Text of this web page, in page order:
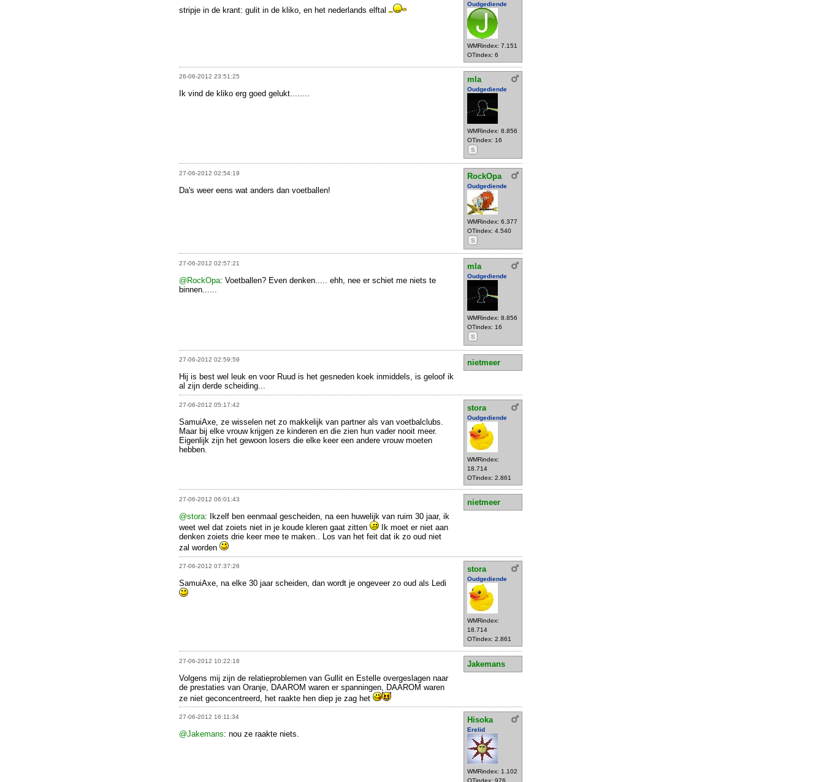
Oudgediende
WMRindex: 7.151
OTindex: 6
stripje in de krant: gulit in de kliko, en het nederlands elftal
26-06-2012 23:51:25 mla
Oudgediende
WMRindex: 8.856
OTindex: 16
S
Ik vind de kliko erg goed gelukt........
27-06-2012 02:54:19 RockOpa
Oudgediende
WMRindex: 6.377
OTindex: 4.540
S
Da's weer eens wat anders dan voetballen!
27-06-2012 02:57:21 mla
Oudgediende
WMRindex: 8.856
OTindex: 16
S
@RockOpa: Voetballen? Even denken..... ehh, nee er schiet me niets te
binnen......
27-06-2012 02:59:59
nietmeer
Hij is best wel leuk en voor Ruud is het gesneden koek inmiddels, is geloof ik
al zijn derde scheiding...
27-06-2012 05:17:42 stora
Oudgediende
WMRindex:
18.714
OTindex: 2.861
SamuiAxe, ze wisselen net zo makkelijk van partner als van voetbalclubs.
Maar bij elke vrouw krijgen ze kinderen en die zien hun vader nooit meer.
Eigenlijk zijn het gewoon losers die elke keer een andere vrouw moeten
hebben.
27-06-2012 06:01:43
nietmeer
@stora: Ikzelf ben eenmaal gescheiden, na een huwelijk van ruim 30 jaar, ik
weet wel dat zoiets niet in je koude kleren gaat zitten
Ik moet er niet aan
denken zoiets drie keer mee te maken.. Los van het feit dat ik zo oud niet
zal worden
27-06-2012 07:37:26 stora
Oudgediende
WMRindex:
18.714
OTindex: 2.861
SamuiAxe, na elke 30 jaar scheiden, dan wordt je ongeveer zo oud als Ledi
27-06-2012 10:22:18
Jakemans
Volgens mij zijn de relatieproblemen van Gullit en Estelle overgeslagen naar
de prestaties van Oranje, DAAROM waren er spanningen, DAAROM waren
ze niet geconcentreerd, het raakte hen diep je zag het
27-06-2012 16:11:34 Hisoka
Erelid
WMRindex: 1.102
OTindex: 976
@Jakemans: nou ze raakte niets.